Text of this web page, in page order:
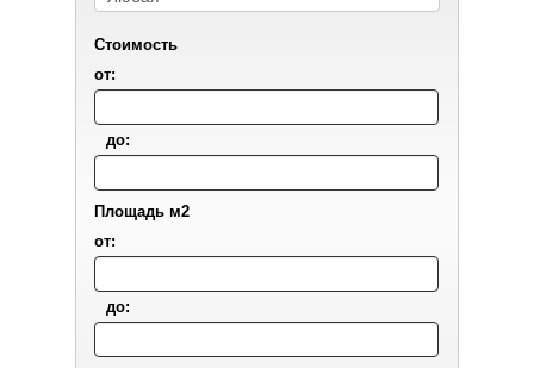
Стоимость
от:
до:
Площадь м2
от:
до: